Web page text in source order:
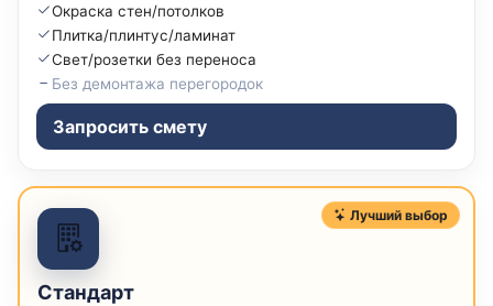
Окраска стен/потолков
Плитка/плинтус/ламинат
Свет/розетки без переноса
Без демонтажа перегородок
Запросить смету
Лучший выбор
Стандарт